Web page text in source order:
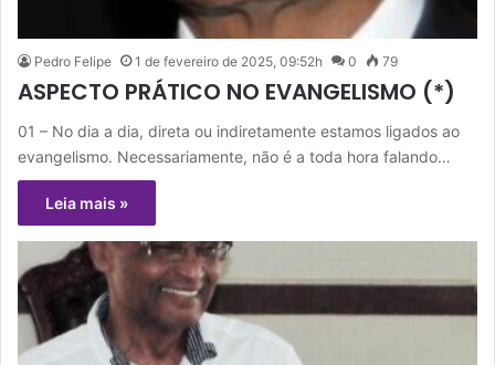
Pedro Felipe 1 de fevereiro de 2025, 09:52h 0 79
ASPECTO PRÁTICO NO EVANGELISMO (*)
01 – No dia a dia, direta ou indiretamente estamos ligados ao
evangelismo. Necessariamente, não é a toda hora falando…
Leia mais »